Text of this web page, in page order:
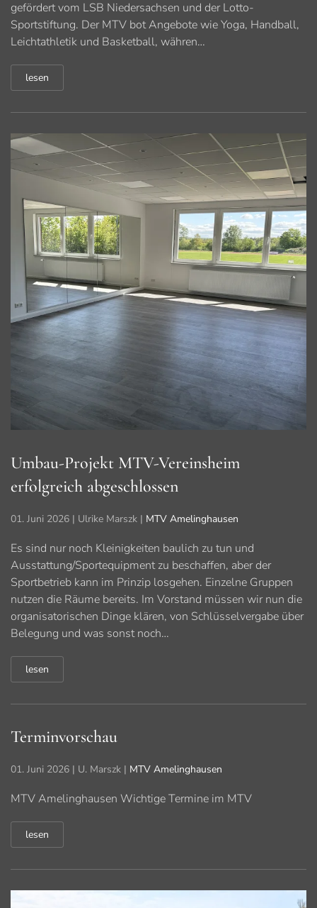
gefördert vom LSB Niedersachsen und der Lotto-
Sportstiftung. Der MTV bot Angebote wie Yoga, Handball,
Leichtathletik und Basketball, währen…
lesen
Umbau-Projekt MTV-Vereinsheim
erfolgreich abgeschlossen
01. Juni 2026 | Ulrike Marszk | MTV Amelinghausen
Es sind nur noch Kleinigkeiten baulich zu tun und
Ausstattung/Sportequipment zu beschaffen, aber der
Sportbetrieb kann im Prinzip losgehen. Einzelne Gruppen
nutzen die Räume bereits. Im Vorstand müssen wir nun die
organisatorischen Dinge klären, von Schlüsselvergabe über
Belegung und was sonst noch…
lesen
Terminvorschau
01. Juni 2026 | U. Marszk | MTV Amelinghausen
MTV Amelinghausen Wichtige Termine im MTV
lesen